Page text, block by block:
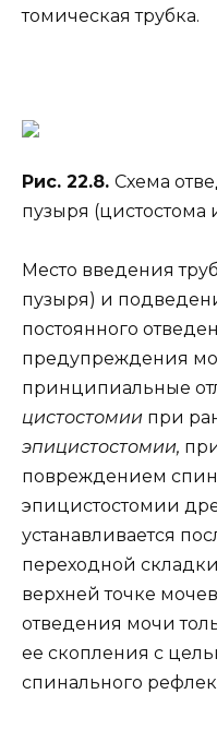
томическая трубка.
Рис. 22.8. Схема
пузыря (цистостома
Место введения
пузыря) и
постоянного
предупреждения
принципиальные
цистостомии при
эпицистостомии,
повреждением
эпицистостомии
устанавливается
переходной
верхней точке
отведения мочи
ее скопления с
спинального